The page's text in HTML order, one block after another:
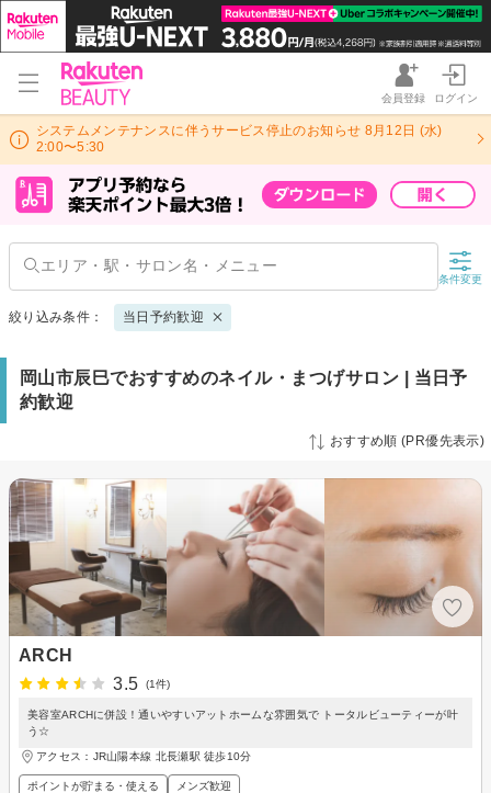
会員登録 ログイン
システムメンテナンスに伴うサービス停止のお知らせ 8月12日 (水)
2:00〜5:30
条件変更
絞り込み条件： 当日予約歓迎
岡山市辰巳でおすすめのネイル・まつげサロン | 当日予
約歓迎
おすすめ順 (PR優先表示)
ARCH
3.5
(1件)
美容室ARCHに併設！通いやすいアットホームな雰囲気で トータルビューティーが叶
う☆
アクセス：JR山陽本線 北長瀬駅 徒歩10分
ポイントが貯まる・使える メンズ歓迎